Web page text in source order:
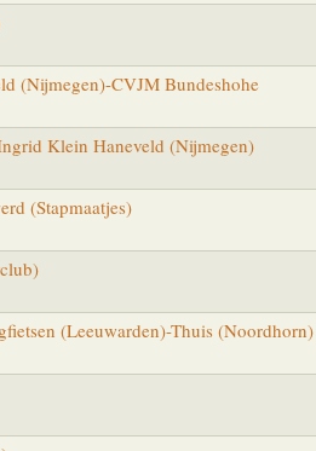
(Nijmegen)-CVJM Bundeshohe
Klein Haneveld (Nijmegen)
(Stapmaatjes)
(Leeuwarden)-Thuis (Noordhorn)